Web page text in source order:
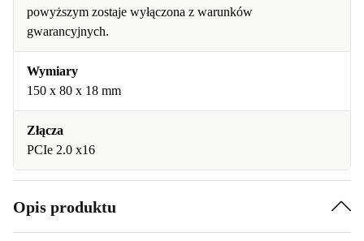
powyższym zostaje wyłączona z warunków
gwarancyjnych.
Wymiary
150 x 80 x 18 mm
Złącza
PCIe 2.0 x16
Opis produktu